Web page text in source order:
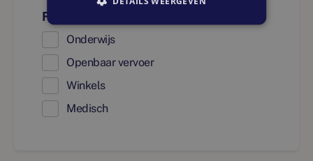
Faciliteiten
Onderwijs
Openbaar vervoer
Winkels
Medisch